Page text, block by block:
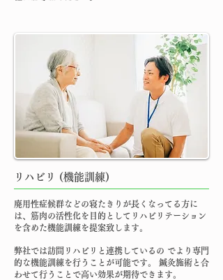
リハビリ (機能訓練)
廃用性症候群などの寝たきりが長くなってる方に
は、筋肉の活性化を目的としてリハビリテーション
を含めた機能訓練を提案致します。
弊社では訪問リハビリと連携しているの でより専門
的な機能訓練を行うことが可能です。 鍼灸施術と合
わせて行うことで高い効果が期待できます。